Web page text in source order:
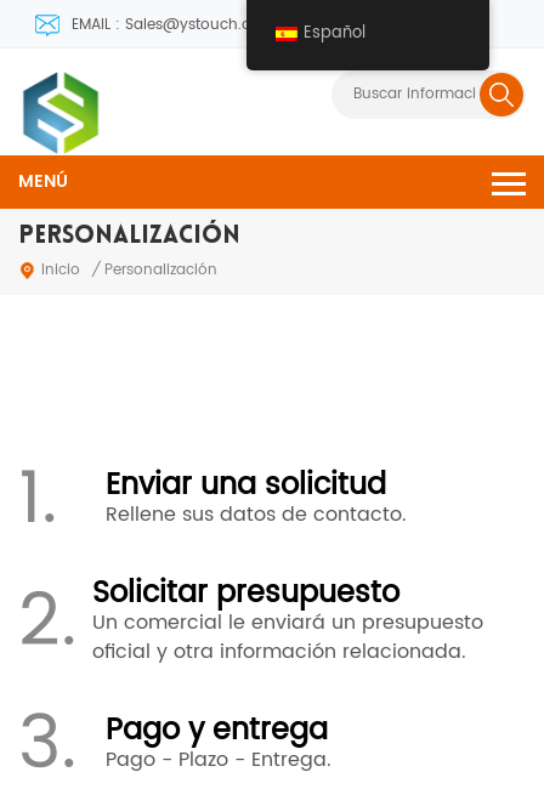
EMAIL : Sales@ystouch.com
MENÚ
PERSONALIZACIÓN
Inicio / Personalización
1. Enviar una solicitud
Rellene sus datos de contacto.
2. Solicitar presupuesto
Un comercial le enviará un presupuesto
oficial y otra información relacionada.
3. Pago y entrega
Pago - Plazo - Entrega.
Español